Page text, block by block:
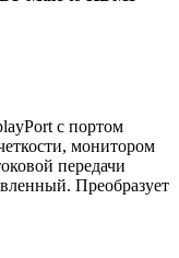
с портом
монитором
передачи
Преобразует